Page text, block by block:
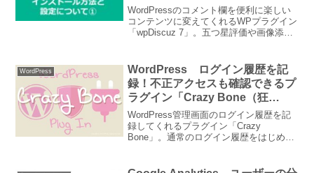
ついて
WordPressのコメント欄を便利に楽しい
コンテンツに変えてくれるWPプラグイン
「wpDiscuz 7」。五つ星評価や画像添
ラグイン。wpDiscuzのインストールや...
WordPress
WordPress ログイン履歴を記
録！不正アクセスも確認できるプ
ラグイン「Crazy Bone（狂
骨）」
WordPress管理画面のログイン履歴を記
録してくれるプラグイン「Crazy
Bone」。通常のログイン履歴をはじめ、
用者も多く、悪意のあるユーザーのター